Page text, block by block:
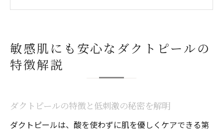
肌管理で注目のダクトピール効果を検証
ダクトピール効果はどのくらい続くのか検
ダクトピール効果が現れるまでの期間とは
口コミが示すダクトピールのリアルな効果
敏感肌にも安心なダクトピールの
特徴解説
ダクトピールの特徴と低刺激の秘密を解明
ダクトピールは、酸を使わずに肌を優しくケアできる第